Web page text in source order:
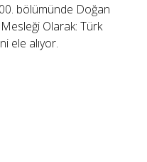
bölümünde Doğan
Mesleği Olarak: Türk
ele alıyor.